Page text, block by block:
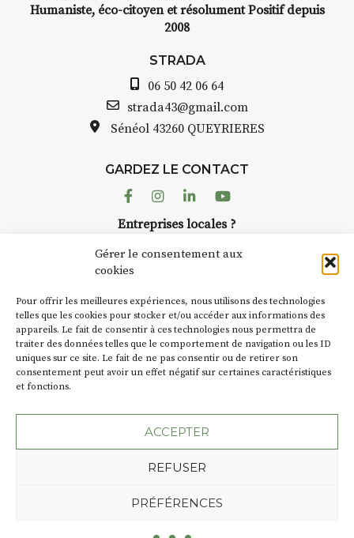
Gérer le consentement aux
cookies
Pour offrir les meilleures expériences, nous utilisons des technologies
telles que les cookies pour stocker et/ou accéder aux informations des
appareils. Le fait de consentir à ces technologies nous permettra de
traiter des données telles que le comportement de navigation ou les ID
uniques sur ce site. Le fait de ne pas consentir ou de retirer son
consentement peut avoir un effet négatif sur certaines caractéristiques
et fonctions.
ACCEPTER
REFUSER
PRÉFÉRENCES
INTERVIEW
STRADA Bernard Turle, vous
Auzon…
Bernard TURLE Le Fumoir n’est
pas une galerie permanente.
Chaque année, le 1er dimanche
d’août, l’association
artisans investissent les rues, les
caves, les granges d’Auzon. Le
Fumoir est l’un de ces espaces
temporaires d’accueil de la
culture. Il s’associe également à
exemple, l’installation
« off » du festival d’Auzon 2026
SA D’où vient le nom :
Humaniste, éco-citoyen et résolument Positif depuis
2008
STRADA
06 50 42 06 64
strada43@gmail.com
Sénéol 43260 QUEYRIERES
GARDEZ LE CONTACT
FacebookInstagram
LinkedinYoutube
Entreprises locales ?
Suivez toute l'actu de Strada
Politique de confidentialité